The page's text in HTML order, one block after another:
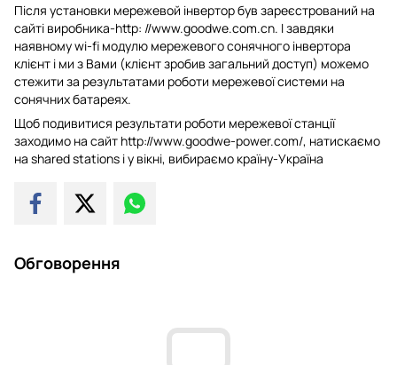
Після установки мережевой інвертор був зареєстрований на
сайті виробника-http: //www.goodwe.com.cn. І завдяки
наявному wi-fi модулю мережевого сонячного інвертора
клієнт і ми з Вами (клієнт зробив загальний доступ) можемо
стежити за результатами роботи мережевої системи на
сонячних батареях.
Щоб подивитися результати роботи мережевої станції
заходимо на сайт http://www.goodwe-power.com/, натискаємо
на shared stations і у вікні, вибираємо країну-Україна
Обговорення